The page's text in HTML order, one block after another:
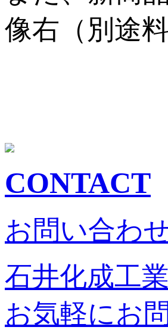
像右（別途
CONTACT
お問い合わ
石井化成工
お気軽にお